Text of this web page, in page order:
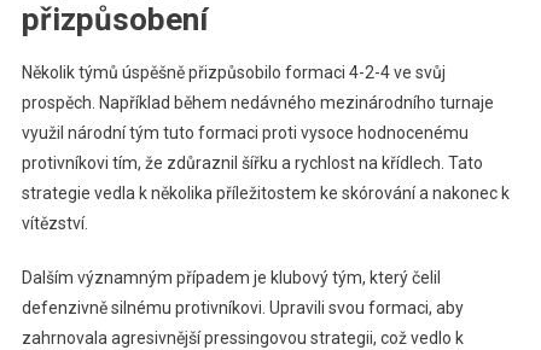
přizpůsobení
Několik týmů úspěšně přizpůsobilo formaci 4-2-4 ve svůj
prospěch. Například během nedávného mezinárodního turnaje
využil národní tým tuto formaci proti vysoce hodnocenému
protivníkovi tím, že zdůraznil šířku a rychlost na křídlech. Tato
strategie vedla k několika příležitostem ke skórování a nakonec k
vítězství.
Dalším významným případem je klubový tým, který čelil
defenzivně silnému protivníkovi. Upravili svou formaci, aby
zahrnovala agresivnější pressingovou strategii, což vedlo k